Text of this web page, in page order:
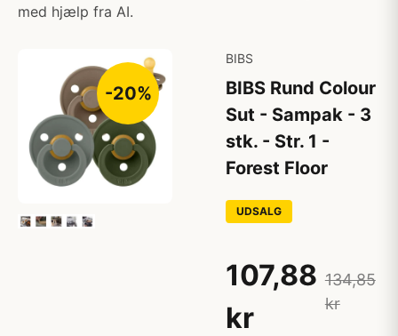
med hjælp fra AI.
-20%
BIBS
BIBS Rund Colour
Sut - Sampak - 3
stk. - Str. 1 -
Forest Floor
UDSALG
107,88
kr
134,85
kr